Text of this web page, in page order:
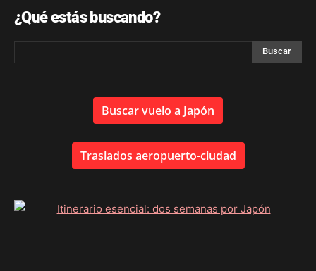
¿Qué estás buscando?
Buscar vuelo a Japón
Traslados aeropuerto-ciudad